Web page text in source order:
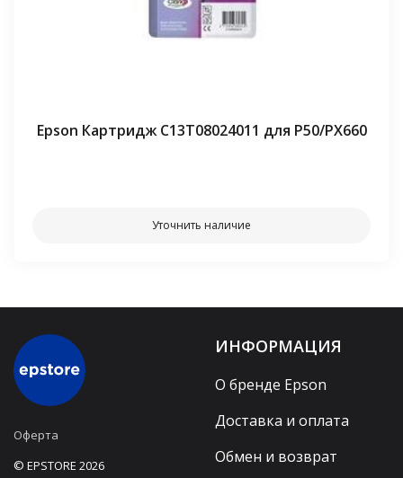
Epson Картридж C13T08024011 для P50/PX660
Уточнить наличие
Оферта
© EPSTORE 2026
ИНФОРМАЦИЯ
О бренде Epson
Доставка и оплата
Обмен и возврат